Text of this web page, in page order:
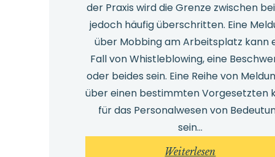
der Praxis wird die Grenze zwischen
jedoch häufig überschritten. Eine
über Mobbing am Arbeitsplatz kann
Fall von Whistleblowing, eine
oder beides sein. Eine Reihe von
über einen bestimmten Vorgesetzten
für das Personalwesen von
sein…
Weiterlesen: